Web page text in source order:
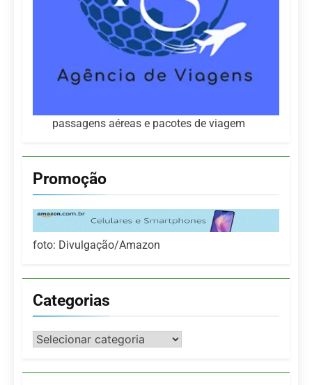
passagens aéreas e pacotes de viagem
Promoção
foto: Divulgação/Amazon
Categorias
Categorias